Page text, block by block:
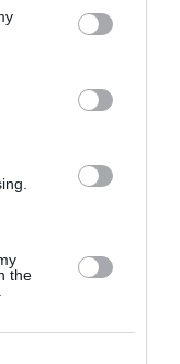
the
ο οποίος
της ζωής
ότι
δίνει αγάπη
στην
την
να την
που έκανε
να
του.